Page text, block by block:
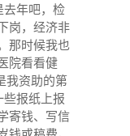
年吧，检
岗，经济非
那时候我也
院看看健
我资助的第
报纸上报
寄钱、写信